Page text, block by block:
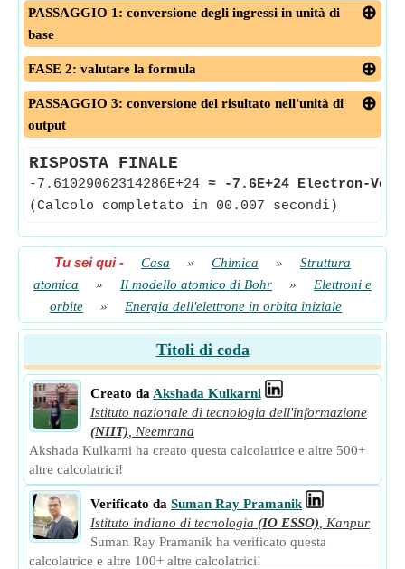
PASSAGGIO 1: conversione degli ingressi in unità di
base
FASE 2: valutare la formula
PASSAGGIO 3: conversione del risultato nell'unità di
output
RISPOSTA FINALE
-7.61029062314286E+24 ≈ -7.6E+24 Electron-Volt
(Calcolo completato in 00.007 secondi)
Tu sei qui- Casa » Chimica »
Struttura
atomica
» Il modello atomico di Bohr »
Elettroni e
orbite
» Energia dell'elettrone in orbita iniziale
Titoli di coda
Creato da Akshada Kulkarni
Istituto nazionale di tecnologia dell'informazione
(NIIT)
Neemrana
Akshada Kulkarni ha creato questa calcolatrice e altre 500+
altre calcolatrici!
Verificato da Suman Ray Pramanik
Istituto indiano di tecnologia (IO ESSO)
Kanpur
Suman Ray Pramanik ha verificato questa
calcolatrice e altre 100+ altre calcolatrici!